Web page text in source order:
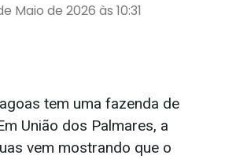
Maio de 2026 às 10:31
tem uma fazenda de
União dos Palmares, a
vem mostrando que o